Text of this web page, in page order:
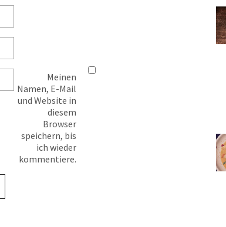
Meinen
Namen, E-Mail
und Website in
diesem
Browser
speichern, bis
ich wieder
kommentiere.